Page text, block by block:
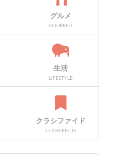
グルメ
GOURMET
生活
LIFESTYLE
クラシファイド
CLASSIFIEDS